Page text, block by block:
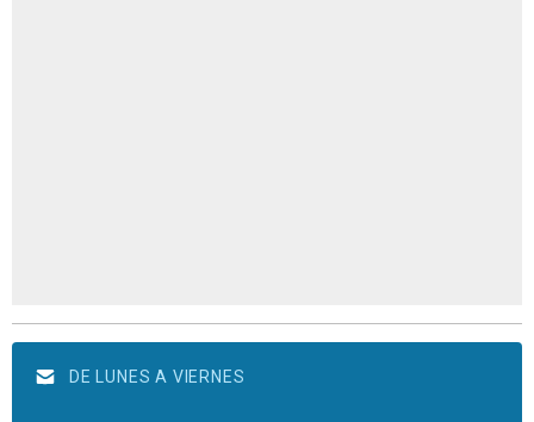
DE LUNES A VIERNES